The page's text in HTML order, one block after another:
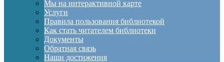
Мы на интерактивной карте
Услуги
Правила пользования библиотекой
Как стать читателем библиотеки
Документы
Обратная связь
Наши достижения